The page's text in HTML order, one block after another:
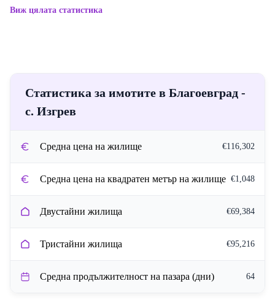
Виж цялата статистика
Статистика за имотите в Благоевград -
с. Изгрев
Средна цена на жилище €116,302
Средна цена на квадратен метър на жилище €1,048
Двустайни жилища €69,384
Тристайни жилища €95,216
Средна продължителност на пазара (дни) 64